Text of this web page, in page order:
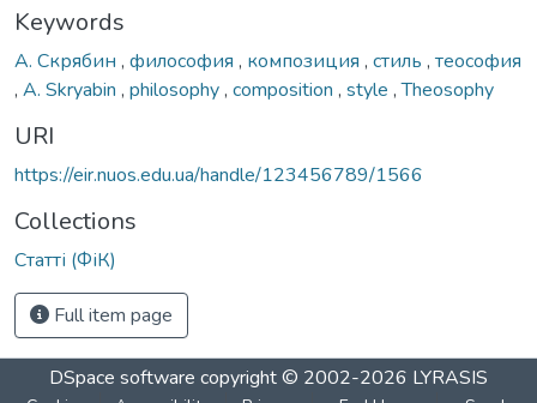
Keywords
А. Скрябин , философия , композиция , стиль , теософия
, A. Skryabin , philosophy, composition , style ,Theosophy
URI
https://eir.nuos.edu.ua/handle/123456789/1566
Collections
Статті (ФіК)
Full item page
DSpace software copyright © 2002-2026 LYRASIS